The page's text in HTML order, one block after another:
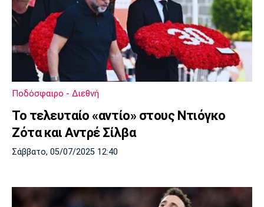
Ποδόσφαιρο - Διεθνή
Το τελευταίο «αντίο» στους Ντιόγκο
Ζότα και Αντρέ Σίλβα
Σάββατο, 05/07/2025 12:40